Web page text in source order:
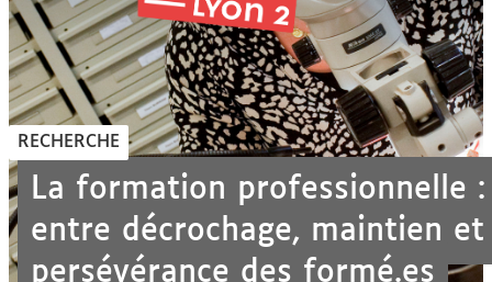
RECHERCHE
La formation professionnelle :
entre décrochage, maintien et
persévérance des formé.es